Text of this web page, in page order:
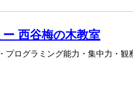
西谷梅の木教室
プログラミング能力・集中力・